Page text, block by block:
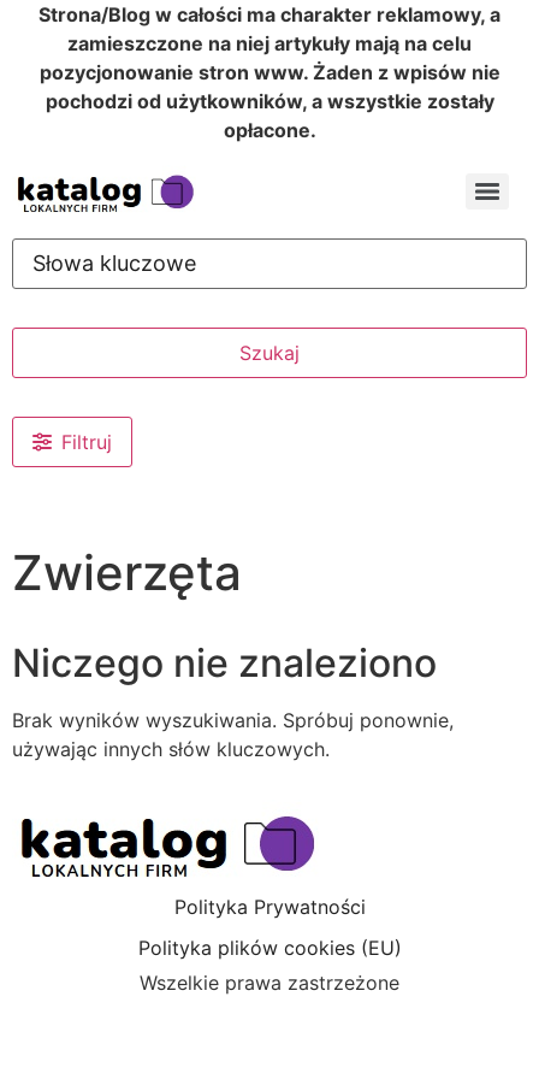
Strona/Blog w całości ma charakter reklamowy, a
zamieszczone na niej artykuły mają na celu
pozycjonowanie stron www. Żaden z wpisów nie
pochodzi od użytkowników, a wszystkie zostały
opłacone.
Szukaj
Filtruj
Zwierzęta
Niczego nie znaleziono
Brak wyników wyszukiwania. Spróbuj ponownie,
używając innych słów kluczowych.
Polityka Prywatności
Polityka plików cookies (EU)
Wszelkie prawa zastrzeżone